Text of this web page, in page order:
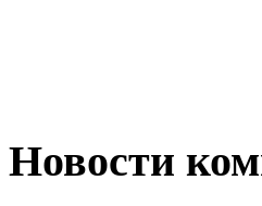
Новости